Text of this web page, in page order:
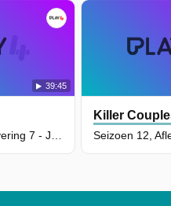
39:45
Killer